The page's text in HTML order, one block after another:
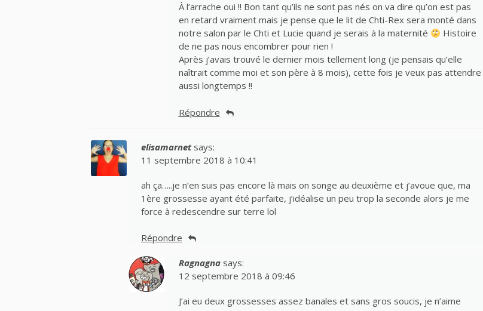
À l’arrache oui !! Bon tant qu’ils ne sont pas nés on va dire qu’on est pas
en retard vraiment mais je pense que le lit de Chti-Rex sera monté dans
notre salon par le Chti et Lucie quand je serais à la maternité
Histoire
de ne pas nous encombrer pour rien !
Après j’avais trouvé le dernier mois tellement long (je pensais qu’elle
naîtrait comme moi et son père à 8 mois), cette fois je veux pas attendre
aussi longtemps !!
Répondre
elisamarnet says:
11 septembre 2018 à 10:41
ah ça…..je n’en suis pas encore là mais on songe au deuxième et j’avoue que, ma
1ère grossesse ayant été parfaite, j’idéalise un peu trop la seconde alors je me
force à redescendre sur terre lol
Répondre
Ragnagna says:
12 septembre 2018 à 09:46
J’ai eu deux grossesses assez banales et sans gros soucis, je n’aime